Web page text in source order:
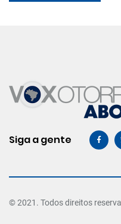
Siga a gente
© 2021. Todos direitos